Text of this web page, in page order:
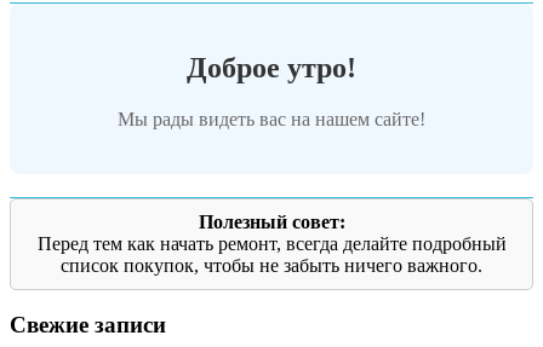
Доброе утро!
Мы рады видеть вас на нашем сайте!
Полезный совет:
Перед тем как начать ремонт, всегда делайте подробный
список покупок, чтобы не забыть ничего важного.
Свежие записи